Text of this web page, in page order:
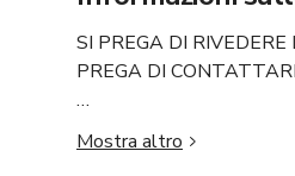
SI PREGA DI
PREGA DI
Il nostro design del
spazio unico ispirato alla
Mostra altro